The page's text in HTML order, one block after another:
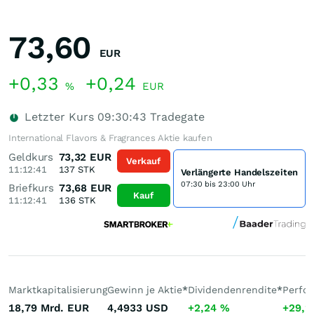
73,60 EUR
+0,33 % +0,24 EUR
Letzter Kurs 09:30:43 Tradegate
International Flavors & Fragrances Aktie kaufen
Geldkurs
11:12:41
73,32 EUR
137 STK
Briefkurs
11:12:41
73,68 EUR
136STK
Verkauf
Kauf
Verlängerte Handelszeiten
07:30 bis 23:00 Uhr
Marktkapitalisierung
18,79 Mrd. EUR
Gewinn je Aktie*
4,4933 USD
Dividendenrendite*
+2,24 %